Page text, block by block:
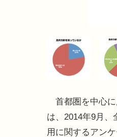
首都圏を中心に
は、2014年9月、
用に関するアン